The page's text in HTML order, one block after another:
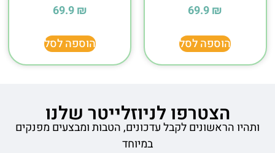
69.9₪
הוספה לסל
69.9₪
הוספה לסל
הצטרפו לניוזלייטר שלנו
ותהיו הראשונים לקבל עדכונים, הטבות ומבצעים מפנקים
במיוחד